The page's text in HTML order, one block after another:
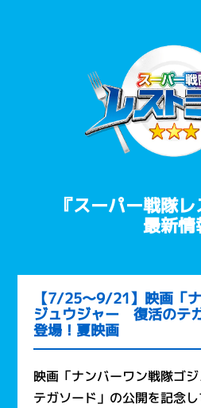
『スーパー戦隊
最新情
【7/25～9/21】映画「
ジュウジャー 復活のテ
登場！夏映画
映画「ナンバーワン戦隊ゴ
テガソード」の公開を記念